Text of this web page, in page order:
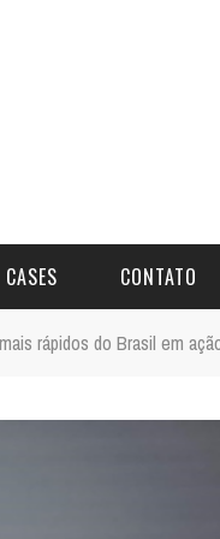
CASES CONTATO
rápidos do Brasil em